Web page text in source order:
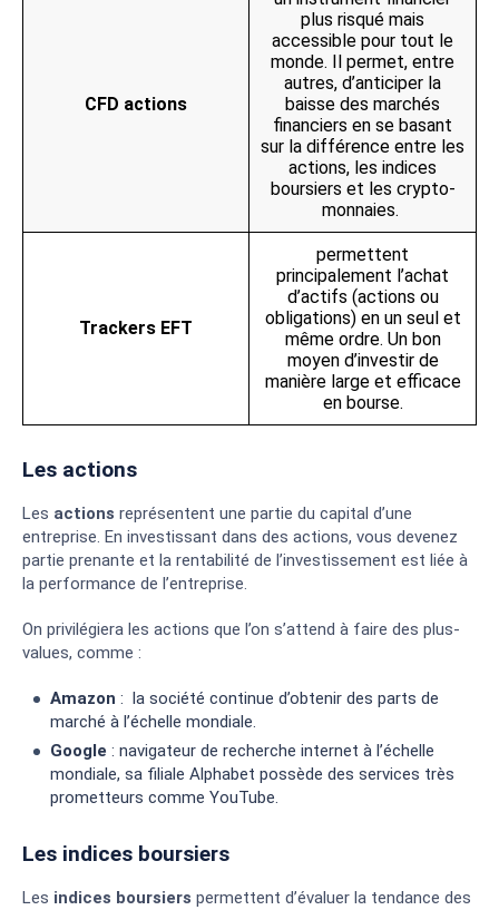
CFD actions
plus risqué mais
accessible pour tout le
monde. Il permet, entre
autres, d’anticiper la
baisse des marchés
financiers en se basant
sur la différence entre les
actions, les indices
boursiers et les crypto-
monnaies.
Trackers EFT
permettent
principalement l’achat
d’actifs (actions ou
obligations) en un seul et
même ordre. Un bon
moyen d’investir de
manière large et efficace
en bourse.
Les actions
Les actions représentent une partie du capital d’une
entreprise. En investissant dans des actions, vous devenez
partie prenante et la rentabilité de l’investissement est liée à
la performance de l’entreprise.
On privilégiera les actions que l’on s’attend à faire des plus-
values, comme :
Amazon : la société continue d’obtenir des parts de
marché à l’échelle mondiale.
Google : navigateur de recherche internet à l’échelle
mondiale, sa filiale Alphabet possède des services très
prometteurs comme YouTube.
Les indices boursiers
Les indices boursiers permettent d’évaluer la tendance des